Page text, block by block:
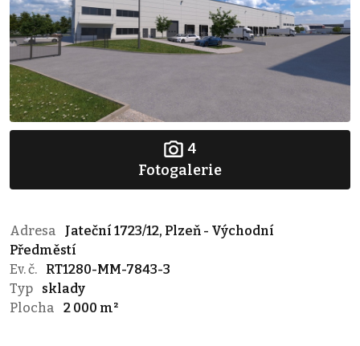
4
Fotogalerie
Adresa
Jateční 1723/12, Plzeň - Východní
Předměstí
Ev. č.
RT1280-MM-7843-3
Typ
sklady
Plocha
2 000 m²